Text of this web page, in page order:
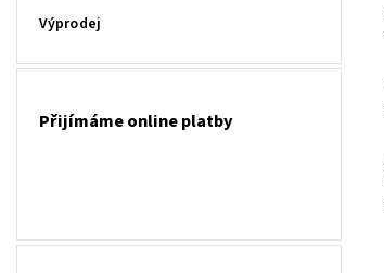
Výprodej
Přijímáme online platby